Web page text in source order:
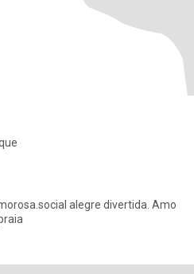
alegre divertida. Amo
Amo praia